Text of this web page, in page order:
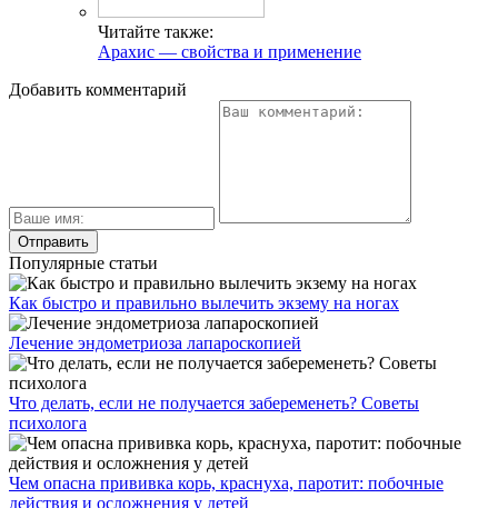
Читайте также:
Арахис — свойства и применение
Добавить комментарий
Популярные статьи
Как быстро и правильно вылечить экзему на ногах
Лечение эндометриоза лапароскопией
Что делать, если не получается забеременеть? Советы
психолога
Чем опасна прививка корь, краснуха, паротит: побочные
действия и осложнения у детей